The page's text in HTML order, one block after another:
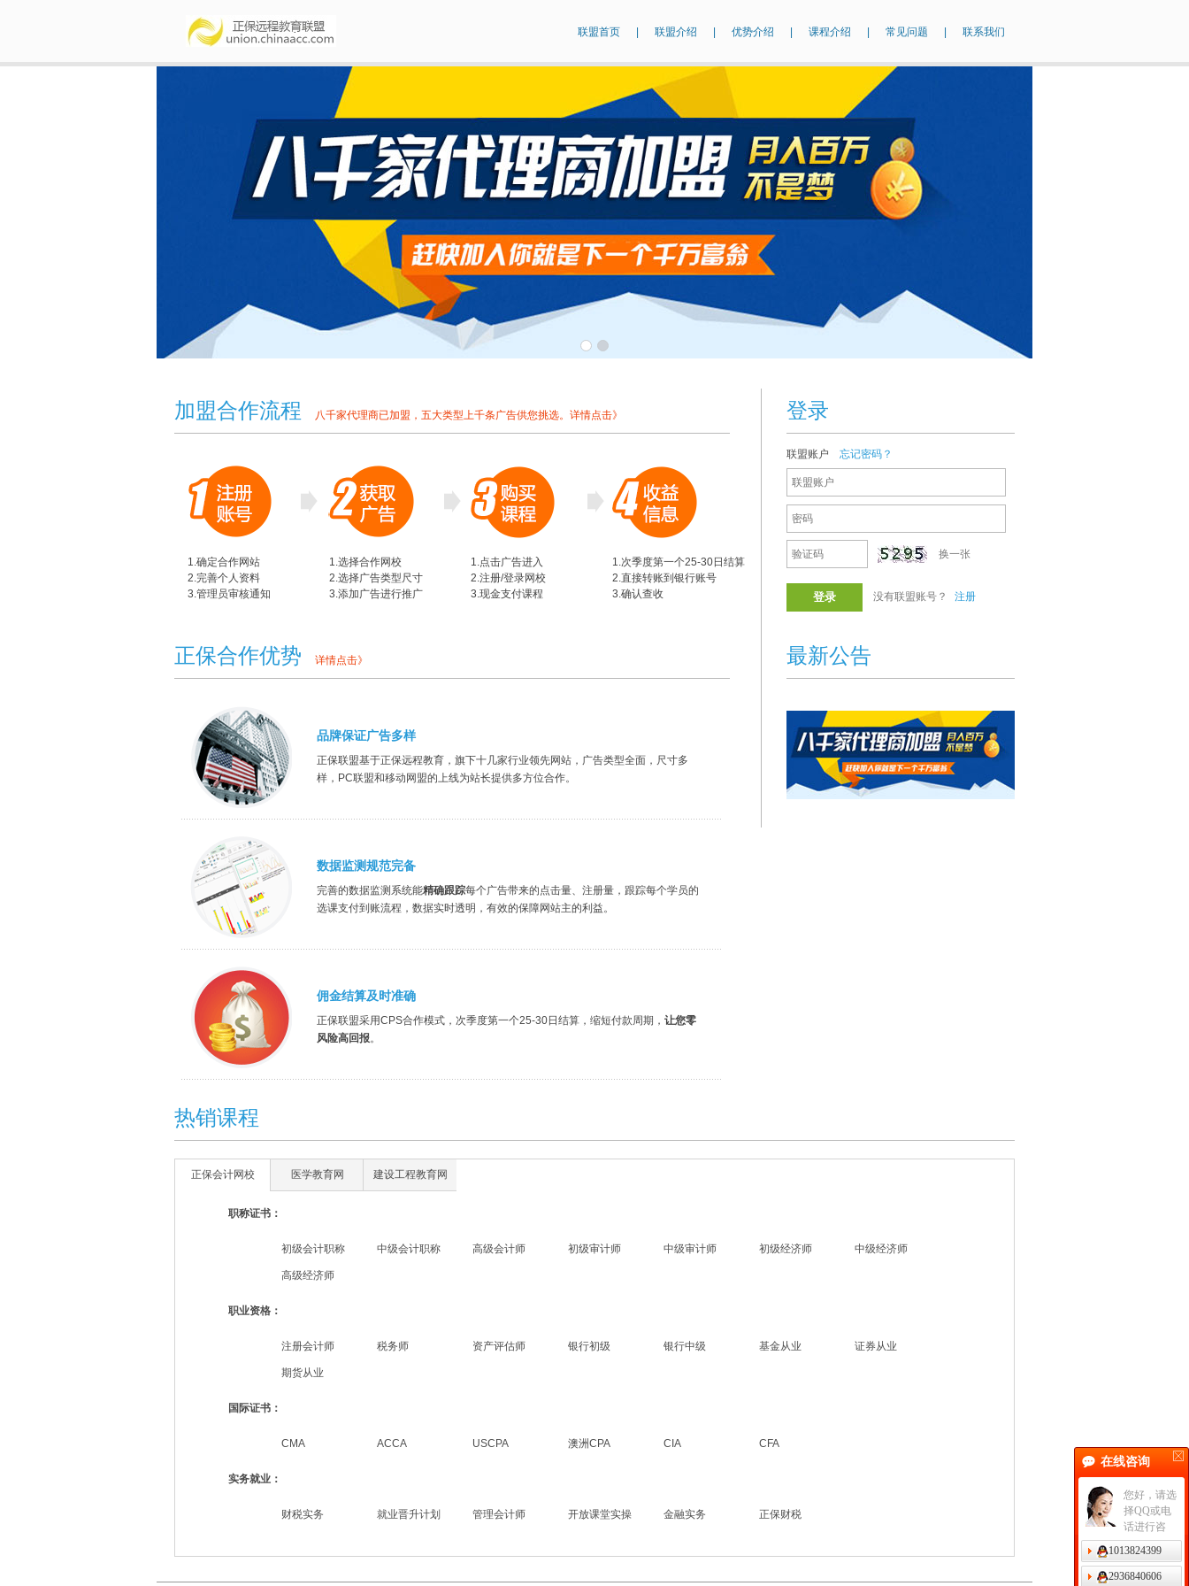
联盟首页 联盟介绍 优势介绍 课程介绍 常见问题 联系我们
加盟合作流程 八千家代理商已加盟，五大类型上千条广告供您挑选。 详情点击》
1.确定合作网站
2.完善个人资料
3.管理员审核通知
1.选择合作网校
2.选择广告类型尺寸
3.添加广告进行推广
1.点击广告进入
2.注册/登录网校
3.现金支付课程
1.次季度第一个25-30日结算
2.直接转账到银行账号
3.确认查收
正保合作优势 详情点击》
品牌保证广告多样
正保联盟基于正保远程教育，旗下十几家行业领先网站，广告类型全面，尺寸多
样，PC联盟和移动网盟的上线为站长提供多方位合作。
数据监测规范完备
完善的数据监测系统能精确跟踪每个广告带来的点击量、注册量，跟踪每个学员的
选课支付到账流程，数据实时透明，有效的保障网站主的利益。
佣金结算及时准确
正保联盟采用CPS合作模式，次季度第一个25-30日结算，缩短付款周期， 让您零
风险高回报。
登录
联盟账户 忘记密码？
换一张
没有联盟账号？ 注册
最新公告
热销课程
正保会计网校 医学教育网 建设工程教育网
职称证书：
初级会计职称 中级会计职称 高级会计师 初级审计师 中级审计师 初级经济师 中级经济师
高级经济师
职业资格：
注册会计师 税务师 资产评估师 银行初级 银行中级 基金从业 证券从业
期货从业
国际证书：
CMA ACCA USCPA 澳洲CPA CIA CFA
实务就业：
财税实务 就业晋升计划 管理会计师 开放课堂实操 金融实务 正保财税
在线咨询
您好，请选
择QQ或电
话进行咨
询。
1013824399
2936840606